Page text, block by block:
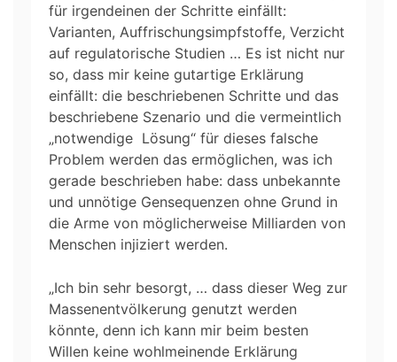
für irgendeinen der Schritte einfällt:
Varianten, Auffrischungsimpfstoffe, Verzicht
auf regulatorische Studien … Es ist nicht nur
so, dass mir keine gutartige Erklärung
einfällt: die beschriebenen Schritte und das
beschriebene Szenario und die vermeintlich
„notwendige Lösung“ für dieses falsche
Problem werden das ermöglichen, was ich
gerade beschrieben habe: dass unbekannte
und unnötige Gensequenzen ohne Grund in
die Arme von möglicherweise Milliarden von
Menschen injiziert werden.
„Ich bin sehr besorgt, … dass dieser Weg zur
Massenentvölkerung genutzt werden
könnte, denn ich kann mir beim besten
Willen keine wohlmeinende Erklärung